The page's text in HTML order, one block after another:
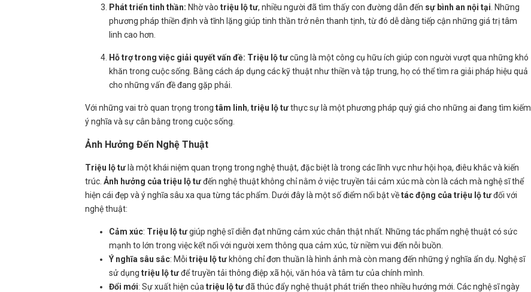
Phát triển tinh thần: Nhờ vào triệu lộ tư, nhiều người đã tìm thấy con đường dẫn đến sự bình an nội tại . Những
phương pháp thiền định và tĩnh lặng giúp tinh thần trở nên thanh tịnh, từ đó dễ dàng tiếp cận những giá trị tâm
linh cao hơn.
Hỗ trợ trong việc giải quyết vấn đề: Triệu lộ tưcũng là một công cụ hữu ích giúp con người vượt qua những khó
khăn trong cuộc sống. Bằng cách áp dụng các kỹ thuật như thiền và tập trung, họ có thể tìm ra giải pháp hiệu quả
cho những vấn đề đang gặp phải.
Với những vai trò quan trọng trong tâm linh, triệu lộ tưthực sự là một phương pháp quý giá cho những ai đang tìm kiếm
ý nghĩa và sự cân bằng trong cuộc sống.
Ảnh Hưởng Đến Nghệ Thuật
Triệu lộ tư là một khái niệm quan trọng trong nghệ thuật, đặc biệt là trong các lĩnh vực như hội họa, điêu khắc và kiến
trúc. Ảnh hưởng của triệu lộ tưđến nghệ thuật không chỉ nằm ở việc truyền tải cảm xúc mà còn là cách mà nghệ sĩ thể
hiện cái đẹp và ý nghĩa sâu xa qua từng tác phẩm. Dưới đây là một số điểm nổi bật vềtác động của triệu lộ tưđối với
nghệ thuật:
Cảm xúc: Triệu lộ tưgiúp nghệ sĩ diễn đạt những cảm xúc chân thật nhất. Những tác phẩm nghệ thuật có sức
mạnh to lớn trong việc kết nối với người xem thông qua cảm xúc, từ niềm vui đến nỗi buồn.
Ý nghĩa sâu sắc: Mỗi triệu lộ tư không chỉ đơn thuần là hình ảnh mà còn mang đến những ý nghĩa ẩn dụ. Nghệ sĩ
sử dụng triệu lộ tưđể truyền tải thông điệp xã hội, văn hóa và tâm tư của chính mình.
Đổi mới: Sự xuất hiện của triệu lộ tưđã thúc đẩy nghệ thuật phát triển theo nhiều hướng mới. Các nghệ sĩ ngày